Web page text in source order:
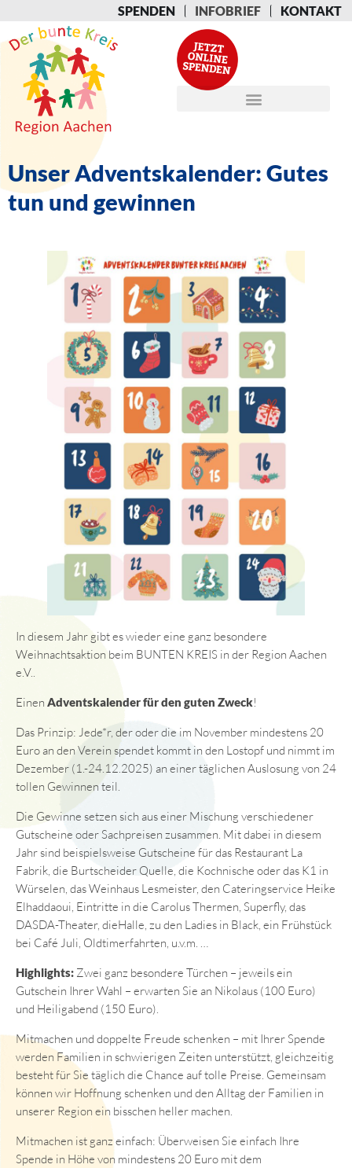
SPENDEN INFOBRIEF KONTAKT
Unser Adventskalender: Gutes
tun und gewinnen
In diesem Jahr gibt es wieder eine ganz besondere
Weihnachtsaktion beim BUNTEN KREIS in der Region Aachen
e.V..
Einen Adventskalender für den guten Zweck!
Das Prinzip: Jede*r, der oder die im November mindestens 20
Euro an den Verein spendet kommt in den Lostopf und nimmt im
Dezember (1.-24.12.2025) an einer täglichen Auslosung von 24
tollen Gewinnen teil.
Die Gewinne setzen sich aus einer Mischung verschiedener
Gutscheine oder Sachpreisen zusammen. Mit dabei in diesem
Jahr sind beispielsweise Gutscheine für das Restaurant La
Fabrik, die Burtscheider Quelle, die Kochnische oder das K1 in
Würselen, das Weinhaus Lesmeister, den Cateringservice Heike
Elhaddaoui, Eintritte in die Carolus Thermen, Superfly, das
DASDA-Theater, dieHalle, zu den Ladies in Black, ein Frühstück
bei Café Juli, Oldtimerfahrten, u.v.m. …
Highlights: Zwei ganz besondere Türchen – jeweils ein
Gutschein Ihrer Wahl – erwarten Sie an Nikolaus (100 Euro)
und Heiligabend (150 Euro).
Mitmachen und doppelte Freude schenken – mit Ihrer Spende
werden Familien in schwierigen Zeiten unterstützt, gleichzeitig
besteht für Sie täglich die Chance auf tolle Preise. Gemeinsam
können wir Hoffnung schenken und den Alltag der Familien in
unserer Region ein bisschen heller machen.
Mitmachen ist ganz einfach: Überweisen Sie einfach Ihre
Spende in Höhe von mindestens 20 Euro mit dem